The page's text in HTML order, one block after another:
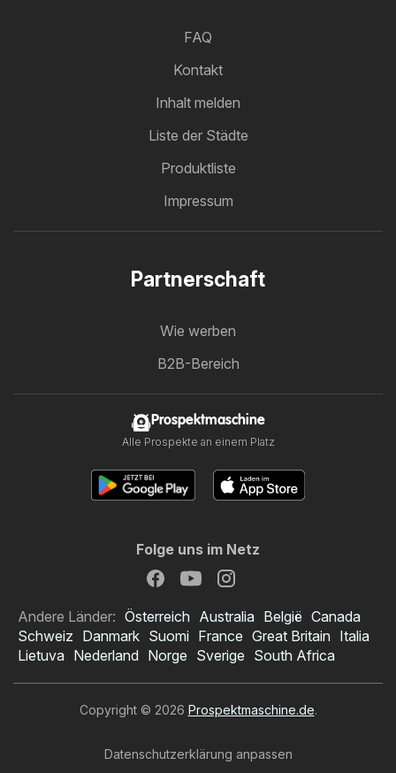
FAQ
Kontakt
Inhalt melden
Liste der Städte
Produktliste
Impressum
Partnerschaft
Wie werben
B2B-Bereich
Prospektmaschine
Alle Prospekte an einem Platz
Folge uns im Netz
Andere Länder: Österreich Australia België Canada
Schweiz Danmark Suomi France Great Britain Italia
Lietuva Nederland Norge Sverige South Africa
Copyright © 2026 Prospektmaschine.de.
Datenschutzerklärung anpassen